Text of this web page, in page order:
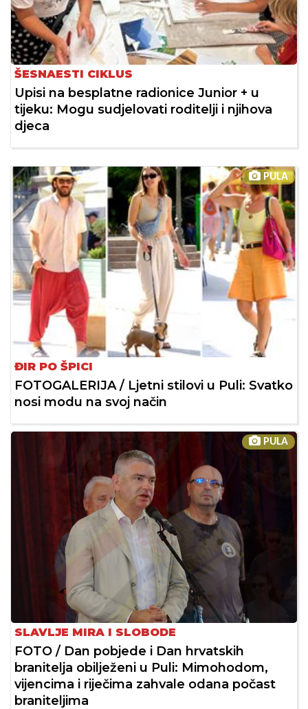
ŠESNAESTI CIKLUS
Upisi na besplatne radionice Junior + u
tijeku: Mogu sudjelovati roditelji i njihova
djeca
PULA
ĐIR PO ŠPICI
FOTOGALERIJA / Ljetni stilovi u Puli: Svatko
nosi modu na svoj način
PULA
SLAVLJE MIRA I SLOBODE
FOTO / Dan pobjede i Dan hrvatskih
branitelja obilježeni u Puli: Mimohodom,
vijencima i riječima zahvale odana počast
braniteljima